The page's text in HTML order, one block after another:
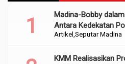
Artikel Seputar Madina
Madina-Bobby
Antara Kedekatan
Perencanaan
KMM Realisasikan